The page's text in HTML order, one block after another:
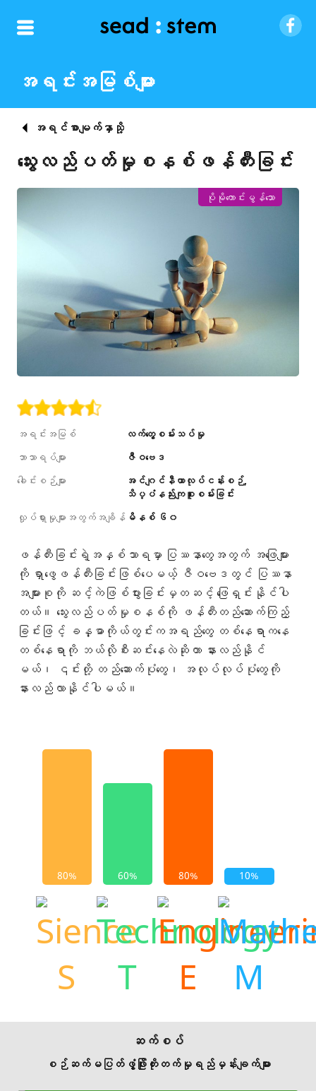
အရင်းအမြစ်များ
အရင်စာမျက်နှာသို့
သွေးလည်ပတ်မှုစနစ်ဖန်တီးခြင်း
ပိုမိုကောင်းမွန်သော
အရင်းအမြစ်
လက်တွေ့စမ်းသပ်မှု
ဘာသာရပ်များ
ဇီဝဗေဒ
ခေါင်းစဉ်များ
အင်ဂျင်နီယာလုပ်ငန်းစဉ်
သိပ္ပံနည်းကျစူးစမ်းခြင်း
လှုပ်ရှားမှုများအတွက်အချိန် မိနစ် ၆၀
ဖန်တီးခြင်းရဲ့အနှစ်သာရမှာ ပြဿနာတွေအတွက် အဖြေများ
ကို ရှာဖွေဖန်တီးခြင်းဖြစ်ပေမယ့် ဇီဝဗေဒတွင် ပြဿနာ
အများစုကို ဆင့်ကဲဖြစ်ပွားခြင်းမှတဆင့် ဖြေရှင်းနိုင်ပါ
တယ်။ သွေးလည်ပတ်မှုစနစ်ကို ဖန်တီးတည်ဆောက်ကြည့်
ခြင်းဖြင့် ခန္ဓာကိုယ်တွင်းကအရည်တွေ တစ်နေရာကနေ
တစ်နေရာကို ဘယ်လိုစီးဆင်းနေလဲဆိုတာ နားလည်နိုင်
မယ်၊ ၎င်းတို့ တည်ဆောက်ပုံတွေ၊ အလုပ်လုပ်ပုံတွေကို
နားလည်လာနိုင်ပါမယ်။
S T E M
ဆက်စပ်
စဉ်ဆက်မပြတ်ဖွံ့ဖြိုးတိုးတက်မှုရည်မှန်းချက်များ